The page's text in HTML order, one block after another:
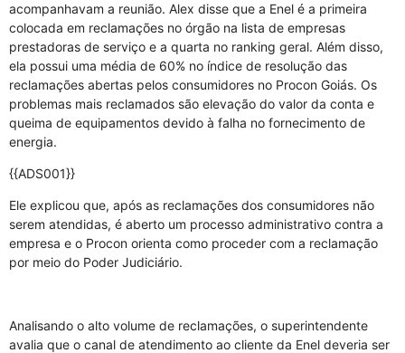
acompanhavam a reunião. Alex disse que a Enel é a primeira
colocada em reclamações no órgão na lista de empresas
prestadoras de serviço e a quarta no ranking geral. Além disso,
ela possui uma média de 60% no índice de resolução das
reclamações abertas pelos consumidores no Procon Goiás. Os
problemas mais reclamados são elevação do valor da conta e
queima de equipamentos devido à falha no fornecimento de
energia.
{{ADS001}}
Ele explicou que, após as reclamações dos consumidores não
serem atendidas, é aberto um processo administrativo contra a
empresa e o Procon orienta como proceder com a reclamação
por meio do Poder Judiciário.
Analisando o alto volume de reclamações, o superintendente
avalia que o canal de atendimento ao cliente da Enel deveria ser